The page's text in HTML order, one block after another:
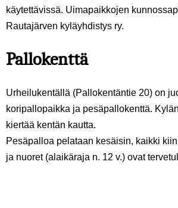
käytettävissä. Uimapaikkojen
Rautajärven kyläyhdistys ry.
Pallokenttä
Urheilukentällä (Pallokentäntie 20) on
koripallopaikka ja pesäpallokenttä.
kiertää kentän kautta.
Pesäpalloa pelataan kesäisin, kaikki
ja nuoret (alaikäraja n. 12 v.) ovat